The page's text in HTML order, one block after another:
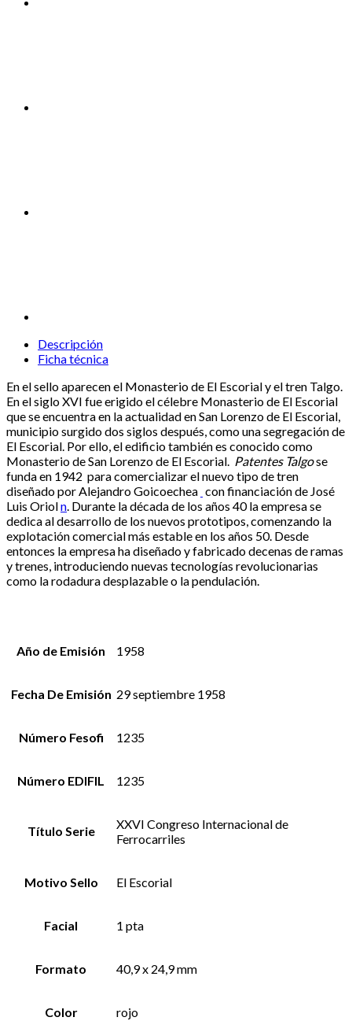
Descripción
Ficha técnica
En el sello aparecen el Monasterio de El Escorial y el tren Talgo.
En el siglo XVI fue erigido el célebre Monasterio de El Escorial
que se encuentra en la actualidad en San Lorenzo de El Escorial,
municipio surgido dos siglos después, como una segregación de
El Escorial. Por ello, el edificio también es conocido como
Monasterio de San Lorenzo de El Escorial. Patentes Talgose
funda en 1942 para comercializar el nuevo tipo de tren
diseñado por Alejandro Goicoechea con financiación de José
Luis Orioln. Durante la década de los años 40 la empresa se
dedica al desarrollo de los nuevos prototipos, comenzando la
explotación comercial más estable en los años 50. Desde
entonces la empresa ha diseñado y fabricado decenas de ramas
y trenes, introduciendo nuevas tecnologías revolucionarias
como la rodadura desplazable o la pendulación.
Año de Emisión 1958
Fecha De Emisión 29 septiembre 1958
Número Fesofi 1235
Número EDIFIL 1235
Título Serie
XXVI Congreso Internacional de
Ferrocarriles
Motivo Sello El Escorial
Facial 1 pta
Formato 40,9 x 24,9 mm
Color rojo